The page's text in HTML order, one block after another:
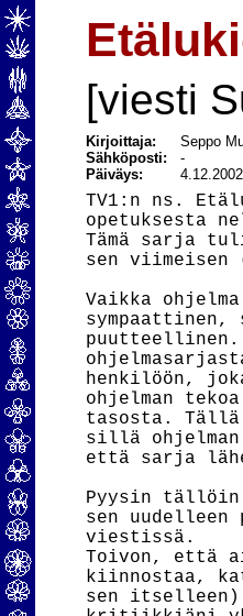
[viesti
Kirjoittaja:
Seppo
Sähköposti:-
Päiväys:
TV1:n ns. Etälukiossa on lähetetty viime viikkoina matematiikan
opetuksesta neljän ohjelman sarjaa uusintana lauantaisin klo 12.30-13.
Tämä sarja tuli ulos jo viime keväänä ja satuin silloin näkemään
sen viimeisen (4.) osan, joka on varustettu otsikolla "Tilastot".

Vaikka ohjelma on teknisesti korkealaatuinen ja esitystapa
sympaattinen, se on sisällöltään monin kohdin valitettavan
puutteellinen. Koska Opetushallitus on osavastuussa tästä
ohjelmasarjasta, otin silloin keväällä välittömästi yhteyttä
henkilöön, joka on tuon instanssin puolesta ollut valvomassa
ohjelman tekoa ja esitin hänelle huolestumiseni ohjelman
tasosta. Tällä ei näyttänyt kuitenkaan olevan mitään vaikutusta,
sillä ohjelman vastaavalta tuottajalta (YLE) kuulin viime viikolla,
että sarja lähetetään nyt uusintana sellaisenaan.

Pyysin tällöin käyttööni YLE:stä ko. jakson nauhalla ja olen katsonut
sen uudelleen pariinkin kertaan. Arviointini ohjelmasta on tässä
viestissä.
Toivon, että ainakin ne, joita tilastotieteen opetuksen asema lukioissa
kiinnostaa, katsoisivat ensi lauantain ohjelman (ja jopa nauhoittaisivat
sen itselleen). Tällöin he voivat paremmin arvioida ohjelmaa ja seurata
kritiikkiäni yksityiskohtaisesti.

Lähetettyäni maanantaina (2.12) arviointini ohjelman tuottajalle
sähköpostitse tiedustelin tiistaiaamuna (3.12) häneltä viestini
perilletuloa. Yllättäen sain nyt kuulla, että ohjelmaan on sittenkin
tehty eräitä muutoksia, joten kävin hakemassa välittömästi tuon
uusimmankin version.

Tilanne on nyt sellainen, että ensi lauantaina 7.12 klo 12.30
TV1 lähettää uudelleen tuon tilastotieteeseen liittyvän
jakson muuten alkuperäisessä asussaan, mutta aivan ohjelman
lopussa ollut t-testiä koskeva esimerkki on siitä poistettu ja
korvattu asiantuntijahaastattelulla.

           ---------------------------------

Ohjelman pääepäkohta on siinä, että ohjelmantekijät ovat toimineet
"puhtaan matematiikan" arvomaailmasta käsin, tulkitsemalla
ja laskemalla asioita mekaanisesti. He eivät oikein piittaa siitä, mikä
on laskemisen tarkoitus ja mitä keinoa on kulloinkin mielekästä
soveltaa.

Tämä kuvastaa osittain ennalta tuttua monien